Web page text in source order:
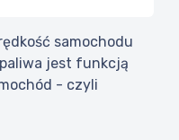
samochodu
jest funkcją
- czyli